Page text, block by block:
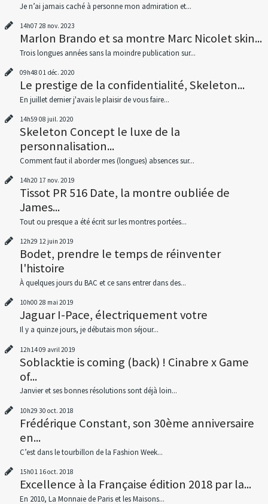
Je n’ai jamais caché à personne mon admiration et...
14h07 28 nov. 2023
Marlon Brando et sa montre Marc Nicolet skin...
Trois longues années sans la moindre publication sur...
09h48 01 déc. 2020
Le prestige de la confidentialité, Skeleton...
En juillet dernier j'avais le plaisir de vous faire...
14h59 08 juil. 2020
Skeleton Concept le luxe de la
personnalisation...
Comment faut il aborder mes (longues) absences sur...
14h20 17 nov. 2019
Tissot PR 516 Date, la montre oubliée de
James...
Tout ou presque a été écrit sur les montres portées...
12h29 12 juin 2019
Bodet, prendre le temps de réinventer
l'histoire
À quelques jours du BAC et ce sans entrer dans des...
10h00 28 mai 2019
Jaguar I-Pace, électriquement votre
Il y a quinze jours, je débutais mon séjour...
12h1409 avril 2019
Soblacktie is coming (back) ! Cinabre x Game
of...
Janvier et ses bonnes résolutions sont déjà loin...
10h29 30 oct. 2018
Frédérique Constant, son 30ème anniversaire
en...
C’est dans le tourbillon de la Fashion Week...
15h01 16oct. 2018
Excellence à la Française édition 2018 par la...
En 2010, La Monnaie de Paris et les Maisons...